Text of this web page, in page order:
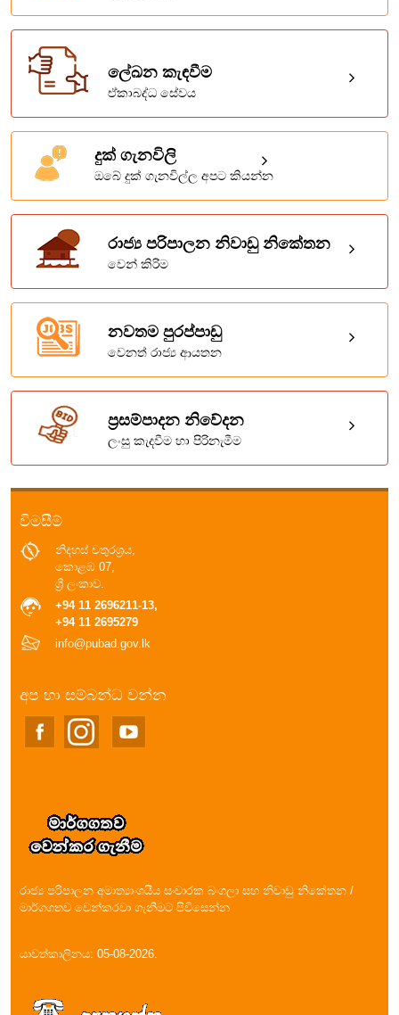
ලේඛන කැඳවීම
ඒකාබද්ධ සේවය
දුක් ගැනවිලි
ඔබේ දුක් ගැනවිල්ල අපට කියන්න
රාජ්‍ය පරිපාලන නිවාඩු නිකේතන
වෙන් කිරිම
නවතම පුරප්පාඩු
වෙනත් රාජ්‍ය ආයතන
ප්‍රසම්පාදන නිවේදන
ලංසු කැදවීම හා පිරිනැමීම
විමසීම්
නිදහස් චතුරශ්‍රය,
කොළඹ 07,
ශ්‍රී ලංකාව.
+94 11 2696211-13,
+94 11 2695279
info@pubad.gov.lk
අප හා සම්බන්ධ වන්න
රාජ්‍ය පරිපාලන අමාත්‍යාංශයීය සංචාරක බංගලා සහ නිවාඩු නිකේතන /
මාර්ගගතව වෙන්කරවා ගැනීමට පිවිසෙන්න
යාවත්කාලිනය: 05-08-2026.